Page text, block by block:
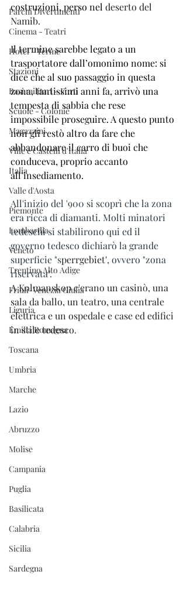
Parchi Divertimenti
Cinema - Teatri
Hotel - Terme
Stazioni
Basi militari - Forti
Scuole - Colonie
Magazzini
Ville e Castelli d'Italia
Italia
Valle d'Aosta
Piemonte
Lombardia
Veneto
Trentino Alto Adige
Friuli-Venezia Giulia
Liguria
Emilia Romagna
Toscana
Umbria
Marche
Lazio
Abruzzo
Molise
Campania
Puglia
Basilicata
Calabria
Sicilia
Sardegna
costruzioni, perso nel deserto del
Namib.
Il termine sarebbe legato a un
trasportatore dall’omonimo nome: si
dice che al suo passaggio in questa
zona, tantissimi anni fa, arrivò una
tempesta di sabbia che rese
impossibile proseguire. A questo punto
non gli restò altro da fare che
abbandonare il carro di buoi che
conduceva, proprio accanto
all’insediamento.
All'inizio del '900 si scoprì che la zona
era ricca di diamanti. Molti minatori
tedeschi si stabilirono qui ed il
governo tedesco dichiarò la grande
superficie "sperrgebiet", ovvero "zona
riservata".
A Kolmanskop c'erano un casinò, una
sala da ballo, un teatro, una centrale
elettrica e un ospedale e case ed edifici
in stile tedesco.